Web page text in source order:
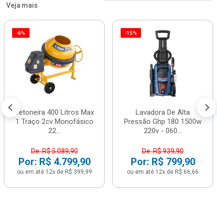
Veja mais
-6%
Betoneira 400 Litros Max
1 Traço 2cv Monofásico
22...
De: R$ 5.089,90
Por: R$ 4.799,90
ou em até 12x de R$ 399,99
-15%
Lavadora De Alta
Pressão Ghp 180 1500w
220v - 060...
De: R$ 939,90
Por: R$ 799,90
ou em até 12x de R$ 66,66